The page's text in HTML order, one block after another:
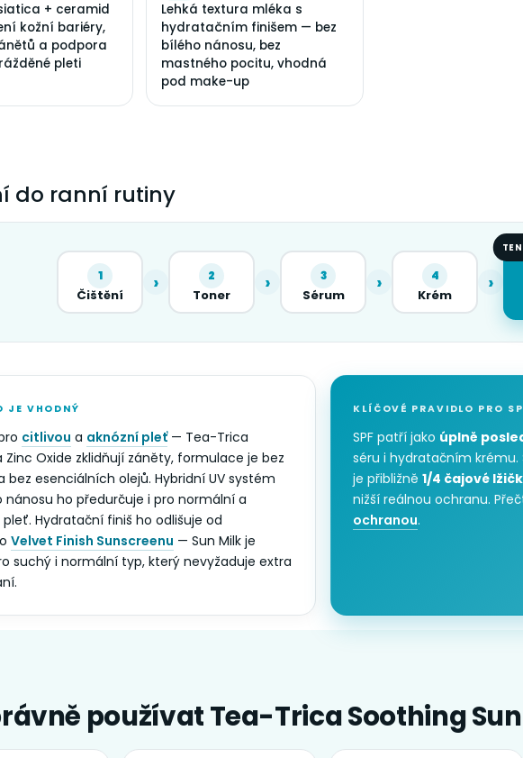
+ ceramid
kožní bariéry,
a podpora
pleti
Lehká textura mléka s
hydratačním finišem — bez
bílého nánosu, bez
mastného pocitu, vhodná
pod make-up
do ranní rutiny
1
Čištění › 2
Toner › 3
Sérum › 4
Krém ›
JE VHODNÝ
citlivou a aknózní pleť— Tea-Trica
Zinc Oxide zklidňují záněty, formulace je bez
bez esenciálních olejů. Hybridní UV systém
nánosu ho předurčuje i pro normální a
Hydratační finiš ho odlišuje od
Velvet Finish Sunscreenu — Sun Milk je
suchý i normální typ, který nevyžaduje extra
KLÍČOVÉ PRAVIDLO PRO
SPF patří jako úplně
séru i hydratačním
je přibližně 1/4 čajové
nižší reálnou ochranu.
ochranou.
používat Tea-Trica Soothing